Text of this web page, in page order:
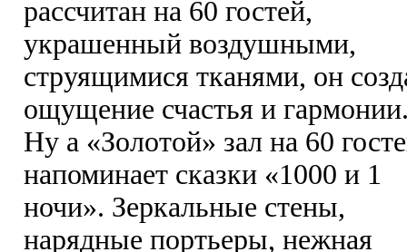
рассчитан на 60 гостей,
украшенный воздушными,
струящимися тканями, он
ощущение счастья и
Ну а «Золотой» зал на 60
напоминает сказки «1000 и 1
ночи». Зеркальные стены,
нарядные портьеры, нежная